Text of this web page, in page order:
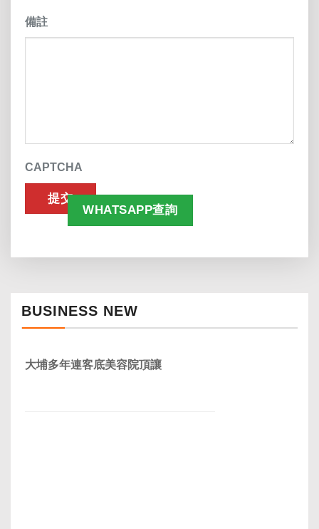
備註
CAPTCHA
WHATSAPP查詢
BUSINESS NEW
大埔多年連客底美容院頂讓